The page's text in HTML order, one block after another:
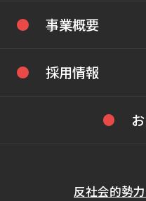
事業概要
採用情報
反社会的勢